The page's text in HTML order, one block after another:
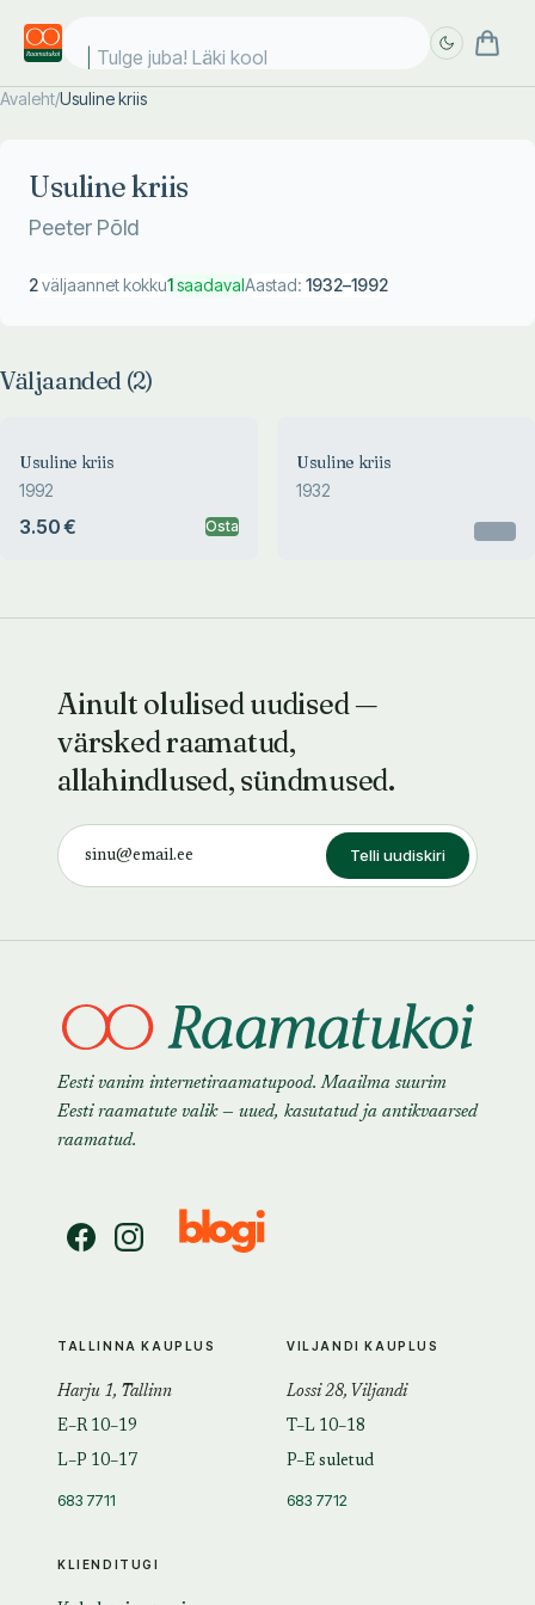
Tulge juba! Läki kooli
Avaleht/Usuline kriis
Usuline kriis
Peeter Põld
2väljaannet kokku1saadavalAastad: 1932–1992
Väljaanded (2)
Usuline kriis
1992
3.50 € Osta
Usuline kriis
1932
Ainult olulised uudised —
värsked raamatud,
allahindlused, sündmused.
Telli uudiskiri
Eesti vanim internetiraamatupood. Maailma suurim
Eesti raamatute valik — uued, kasutatud ja antikvaarsed
raamatud.
KLIENDITUGI
TALLINNA KAUPLUS
Harju 1, Tallinn
E–R 10–19
L–P 10–17
683 7711
VILJANDI KAUPLUS
Lossi 28, Viljandi
T–L 10–18
P–E suletud
683 7712